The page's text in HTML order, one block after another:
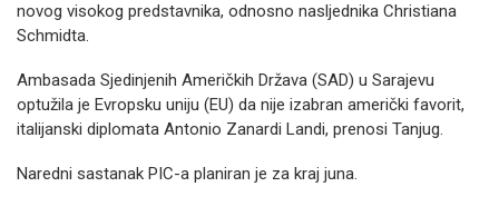
novog visokog predstavnika, odnosno nasljednika Christiana
Schmidta.
Ambasada Sjedinjenih Američkih Država (SAD) u Sarajevu
optužila je Evropsku uniju (EU) da nije izabran američki favorit,
italijanski diplomata Antonio Zanardi Landi, prenosi Tanjug.
Naredni sastanak PIC-a planiran je za kraj juna.